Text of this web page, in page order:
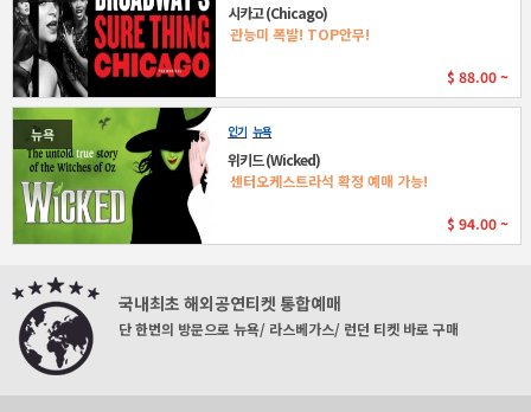
시카고 (Chicago)
관능미 폭발! TOP안무!
$ 88.00 ~
뉴욕 인기 뉴욕
위키드 (Wicked)
센터오케스트라석 확정 예매 가능!
$ 94.00 ~
국내최초 해외공연티켓 통합예매
단 한번의 방문으로 뉴욕/ 라스베가스/ 런던 티켓 바로 구매